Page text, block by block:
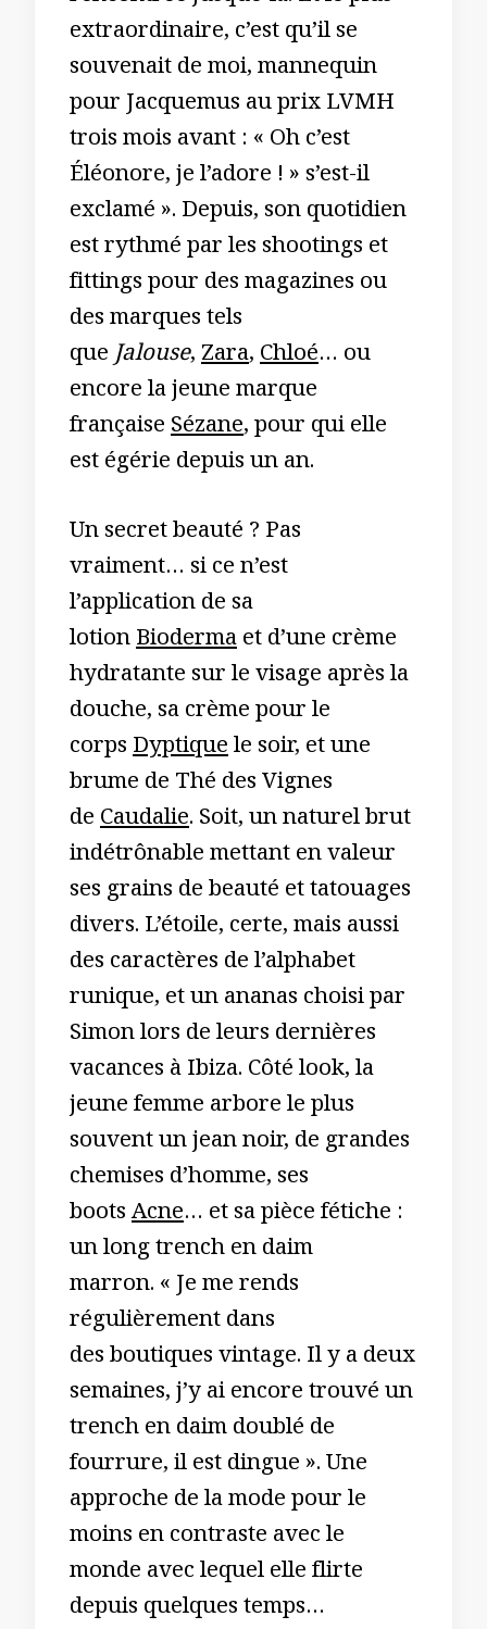
extraordinaire, c’est qu’il se
souvenait de moi, mannequin
pour Jacquemus au prix LVMH
trois mois avant : « Oh c’est
Éléonore, je l’adore ! » s’est-il
exclamé ». Depuis, son quotidien
est rythmé par les shootings et
fittings pour des magazines ou
des marques tels
queJalouse,Zara,Chloé… ou
encore la jeune marque
françaiseSézane, pour qui elle
est égérie depuis un an.
Un secret beauté ? Pas
vraiment… si ce n’est
l’application de sa
lotionBiodermaet d’une crème
hydratante sur le visage après la
douche, sa crème pour le
corpsDyptiquele soir, et une
brume de Thé des Vignes
deCaudalie. Soit, un naturel brut
indétrônable mettant en valeur
ses grains de beauté et tatouages
divers. L’étoile, certe, mais aussi
des caractères de l’alphabet
runique, et un ananas choisi par
Simon lors de leurs dernières
vacances à Ibiza. Côté look, la
jeune femme arbore le plus
souvent un jean noir, de grandes
chemises d’homme, ses
bootsAcne… et sa pièce fétiche :
un long trench en daim
marron. « Je me rends
régulièrement dans
des boutiques vintage. Il y a deux
semaines, j’y ai encore trouvé un
trench en daim doublé de
fourrure, il est dingue ». Une
approche de la mode pour le
moins en contraste avec le
monde avec lequel elle flirte
depuis quelques temps…